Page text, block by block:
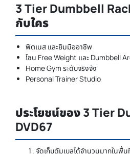
3 Tier Dumbbell
กับใคร
ฟิตเนส และยิมมืออาชีพ
โซน Free Weight และ Dumbbell
Home Gym ระดับจริงจัง
Personal Trainer Studio
ประโยชน์ของ 3 Tier
DVD67
จัดเก็บดัมเบลได้จำนวนมากในพื้